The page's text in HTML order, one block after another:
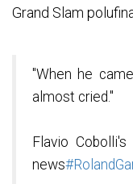
Grand Slam
"When he
almost cried."
Flavio
news